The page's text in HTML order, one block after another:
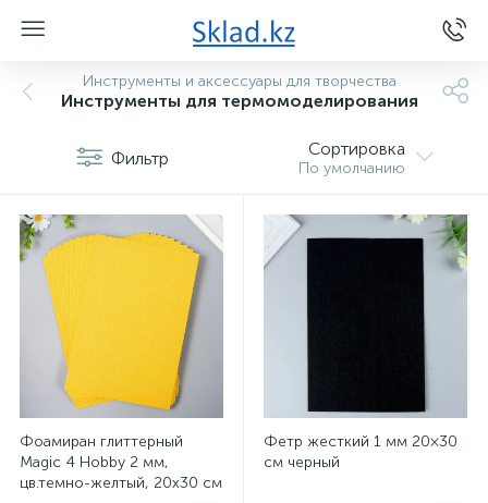
Инструменты и аксессуары для творчества
Инструменты для термомоделирования
Фильтр Сортировка
По умолчанию
Фоамиран глиттерный
Magic 4 Hobby 2 мм,
цв.темно-желтый, 20х30 см
Фетр жесткий 1 мм 20×30
см черный